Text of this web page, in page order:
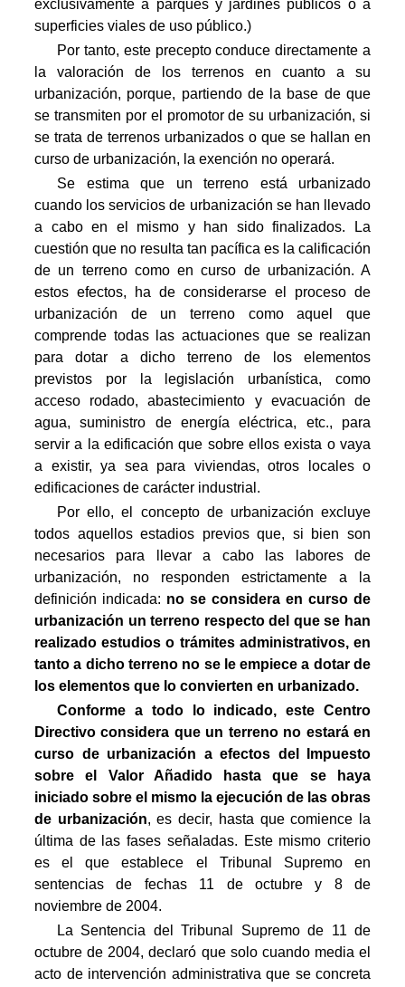
exclusivamente a parques y jardines públicos o a
superficies viales de uso público.)
Por tanto, este precepto conduce directamente a
la valoración de los terrenos en cuanto a su
urbanización, porque, partiendo de la base de que
se transmiten por el promotor de su urbanización, si
se trata de terrenos urbanizados o que se hallan en
curso de urbanización, la exención no operará.
Se estima que un terreno está urbanizado
cuando los servicios de urbanización se han llevado
a cabo en el mismo y han sido finalizados. La
cuestión que no resulta tan pacífica es la calificación
de un terreno como en curso de urbanización. A
estos efectos, ha de considerarse el proceso de
urbanización de un terreno como aquel que
comprende todas las actuaciones que se realizan
para dotar a dicho terreno de los elementos
previstos por la legislación urbanística, como
acceso rodado, abastecimiento y evacuación de
agua, suministro de energía eléctrica, etc., para
servir a la edificación que sobre ellos exista o vaya
a existir, ya sea para viviendas, otros locales o
edificaciones de carácter industrial.
Por ello, el concepto de urbanización excluye
todos aquellos estadios previos que, si bien son
necesarios para llevar a cabo las labores de
urbanización, no responden estrictamente a la
definición indicada: no se considera en curso de
urbanización un terreno respecto del que se han
realizado estudios o trámites administrativos, en
tanto a dicho terreno no se le empiece a dotar de
los elementos que lo convierten en urbanizado.
Conforme a todo lo indicado, este Centro
Directivo considera que un terreno no estará en
curso de urbanización a efectos del Impuesto
sobre el Valor Añadido hasta que se haya
iniciado sobre el mismo la ejecución de las obras
de urbanización, es decir, hasta que comience la
última de las fases señaladas. Este mismo criterio
es el que establece el Tribunal Supremo en
sentencias de fechas 11 de octubre y 8 de
noviembre de 2004.
La Sentencia del Tribunal Supremo de 11 de
octubre de 2004, declaró que solo cuando media el
acto de intervención administrativa que se concreta